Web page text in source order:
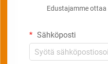
Edustajamme
Sähköposti